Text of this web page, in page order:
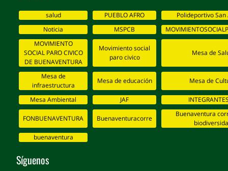
salud PUEBLO AFRO
Polideportivo
Noticia
MSPCB
MOVIMIENTO
SOCIAL PARO CIVICO
DE BUENAVENTURA
Movimiento social
paro civico
Mesa de
Mesa de
infraestructura
Mesa de educación Mesa de
Mesa Ambiental JAF
FONBUENAVENTURA Buenaventuracorre
Buenaventura
buenaventura
Síguenos